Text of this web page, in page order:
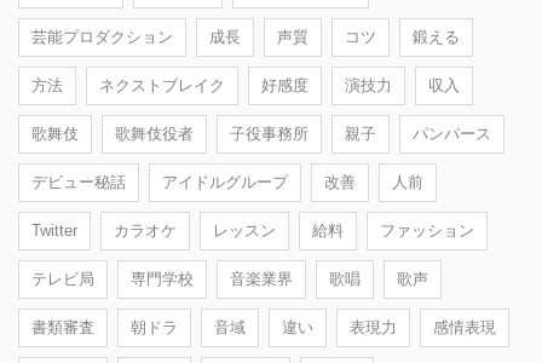
芸能プロダクション 成長 声質 コツ 鍛える
方法 ネクストブレイク 好感度 演技力 収入
歌舞伎 歌舞伎役者 子役事務所 親子 パンパース
デビュー秘話 アイドルグループ 改善 人前
Twitter カラオケ レッスン 給料 ファッション
テレビ局 専門学校 音楽業界 歌唱 歌声
書類審査 朝ドラ 音域 違い 表現力 感情表現